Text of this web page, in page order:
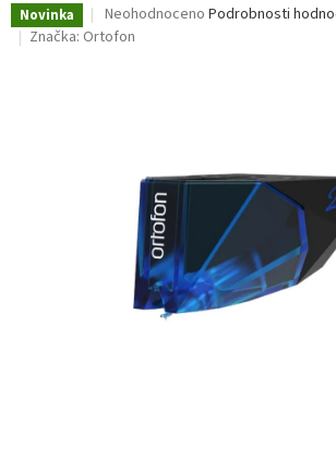
Novinka
Průměrné
hodnocení
Neohodnoceno Podrobnosti
Značka: Ortofon